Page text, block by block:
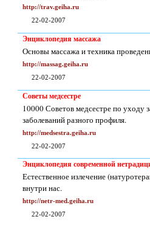
http://trav.geiha.ru
22-02-2007
Энциклопедия массажа
Основы массажа и техника
http://massag.geiha.ru
22-02-2007
Советы медсестре
10000 Советов медсестре по
заболеваний разного профиля.
http://medsestra.geiha.ru
22-02-2007
Энциклопедия современной
Естественное излечение
внутри нас.
http://netr-med.geiha.ru
22-02-2007